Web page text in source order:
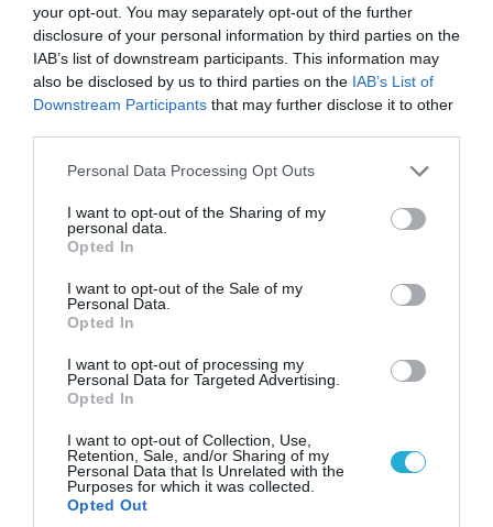
your opt-out. You may separately opt-out of the further
disclosure of your personal information by third parties on the
IAB’s list of downstream participants. This information may
also be disclosed by us to third parties on the IAB’s List of
Downstream Participants that may further disclose it to other
Please note that this website/app uses one or more Google
not limited to your visit or usage behaviour. You may click to
grant or deny consent to Google and its third-party tags to
use your data for below specified purposes in below Google
consent section.
Personal Data Processing Opt Outs
I want to opt-out of the Sharing of my
personal data.
Opted In
I want to opt-out of the Sale of my
Personal Data.
Opted In
I want to opt-out of processing my
Personal Data for Targeted Advertising.
Opted In
I want to opt-out of Collection, Use,
Retention, Sale, and/or Sharing of my
Personal Data that Is Unrelated with the
Purposes for which it was collected.
Opted Out
06.08.2026 | 21:02
Τελεσίγραφο του Ιράν στις χώρες του Κόλπου:
«Σταματήστε τον Τραμπ αλλιώς θα σας
χτυπήσουμε σκληρά»